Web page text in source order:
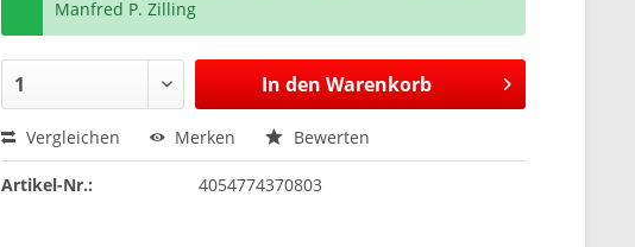
Manfred P. Zilling
In den Warenkorb
Vergleichen Merken Bewerten
Artikel-Nr.: 4054774370803